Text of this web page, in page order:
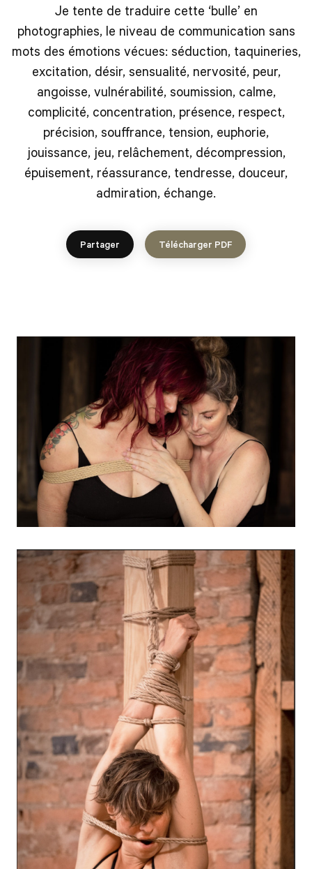
Je tente de traduire cette ‘bulle’ en
photographies, le niveau de communication sans
mots des émotions vécues: séduction, taquineries,
excitation, désir, sensualité, nervosité, peur,
angoisse, vulnérabilité, soumission, calme,
complicité, concentration, présence, respect,
précision, souffrance, tension, euphorie,
jouissance, jeu, relâchement, décompression,
épuisement, réassurance, tendresse, douceur,
admiration, échange.
Partager Télécharger PDF